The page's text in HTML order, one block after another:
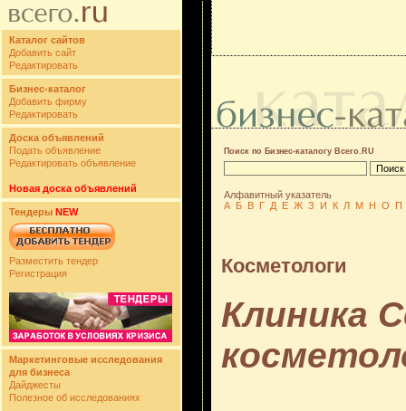
Каталог сайтов
Добавить сайт
Редактировать
Бизнес-каталог
Добавить фирму
Редактировать
Доска объявлений
Подать объявление
Редактировать объявление
Новая доска объявлений
Тендеры NEW
Разместить тендер
Регистрация
Маркетинговые исследования
для бизнеса
Дайджесты
Полезное об исследованиях
Поиск по Бизнес-каталогу Всего.RU
Алфавитный указатель
А Б В Г Д Е Ж З И К Л М Н О П
Косметологи
Клиника